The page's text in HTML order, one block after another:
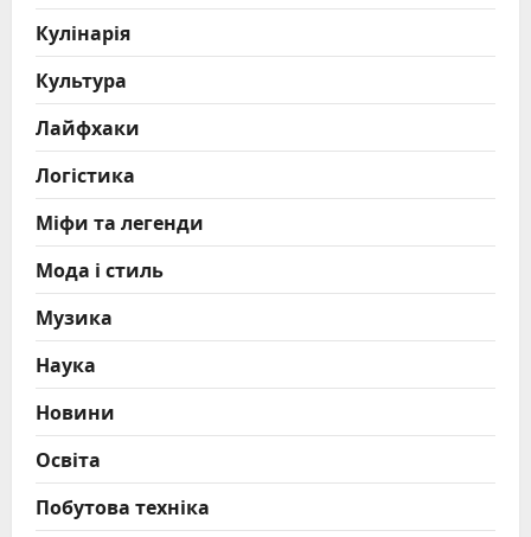
Кулінарія
Культура
Лайфхаки
Логістика
Міфи та легенди
Мода і стиль
Музика
Наука
Новини
Освіта
Побутова техніка